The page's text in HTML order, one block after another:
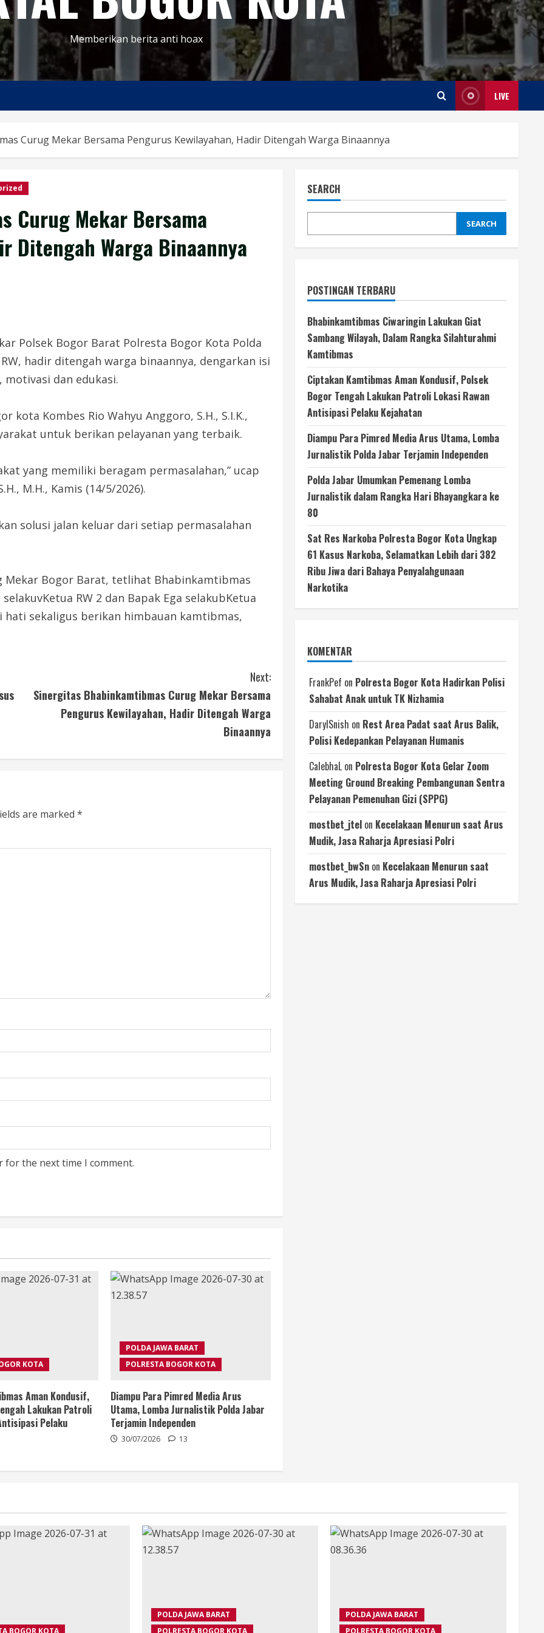
Memberikan berita anti hoax
LIVE
Curug Mekar Bersama Pengurus Kewilayahan, Hadir Ditengah Warga Binaannya
Curug Mekar Bersama
Ditengah Warga Binaannya
Polsek Bogor Barat Polresta Bogor Kota Polda
hadir ditengah warga binaannya, dengarkan isi
dan edukasi.
kota Kombes Rio Wahyu Anggoro, S.H., S.I.K.,
untuk berikan pelayanan yang terbaik.
yang memiliki beragam permasalahan,” ucap
M.H., Kamis (14/5/2026).
solusi jalan keluar dari setiap permasalahan
Mekar Bogor Barat, tetlihat Bhabinkamtibmas
RW 2 dan Bapak Ega selakubKetua
hati sekaligus berikan himbauan kamtibmas,
Next:
Sinergitas Bhabinkamtibmas Curug Mekar Bersama
Pengurus Kewilayahan, Hadir Ditengah Warga
Binaannya
are marked *
for the next time I comment.
KOTA
Aman Kondusif,
Lakukan Patroli
Pelaku
POLDA JAWA BARAT
POLRESTA BOGOR KOTA
Diampu Para Pimred Media Arus
Utama, Lomba Jurnalistik Polda Jabar
Terjamin Independen
30/07/2026 13
SEARCH
SEARCH
POSTINGAN TERBARU
Bhabinkamtibmas Ciwaringin Lakukan Giat
Sambang Wilayah, Dalam Rangka Silahturahmi
Kamtibmas
Ciptakan Kamtibmas Aman Kondusif, Polsek
Bogor Tengah Lakukan Patroli Lokasi Rawan
Antisipasi Pelaku Kejahatan
Diampu Para Pimred Media Arus Utama, Lomba
Jurnalistik Polda Jabar Terjamin Independen
Polda Jabar Umumkan Pemenang Lomba
Jurnalistik dalam Rangka Hari Bhayangkara ke
80
Sat Res Narkoba Polresta Bogor Kota Ungkap
61 Kasus Narkoba, Selamatkan Lebih dari 382
Ribu Jiwa dari Bahaya Penyalahgunaan
Narkotika
KOMENTAR
FrankPef on Polresta Bogor Kota Hadirkan Polisi
Sahabat Anak untuk TK Nizhamia
DarylSnish on ‎Rest Area Padat saat Arus Balik,
Polisi Kedepankan Pelayanan Humanis
CalebhaL on Polresta Bogor Kota Gelar Zoom
Meeting Ground Breaking Pembangunan Sentra
Pelayanan Pemenuhan Gizi (SPPG)
mostbet_jtel on Kecelakaan Menurun saat Arus
Mudik, Jasa Raharja Apresiasi Polri
mostbet_bwSn on Kecelakaan Menurun saat
Arus Mudik, Jasa Raharja Apresiasi Polri
BOGOR KOTA
POLDA JAWA BARAT
POLRESTA BOGOR KOTA
POLDA JAWA BARAT
POLRESTA BOGOR KOTA